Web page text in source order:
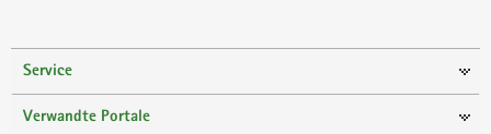
Service
Verwandte Portale